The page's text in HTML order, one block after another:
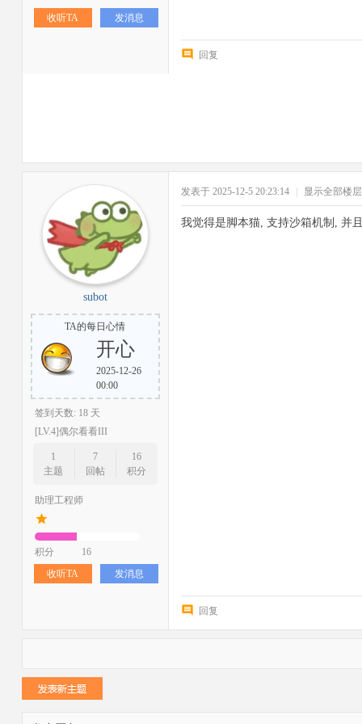
收听TA 发消息
回复
subot
TA的每日心情
开心
2025-12-26
00:00
签到天数: 18 天
[LV.4]偶尔看看III
1
主题
7
回帖
16
积分
助理工程师
积分
16
收听TA
发消息
发表于 2025-12-5 20:23:14 显示全部楼层
我觉得是脚本猫, 支持沙箱机制, 并
回复